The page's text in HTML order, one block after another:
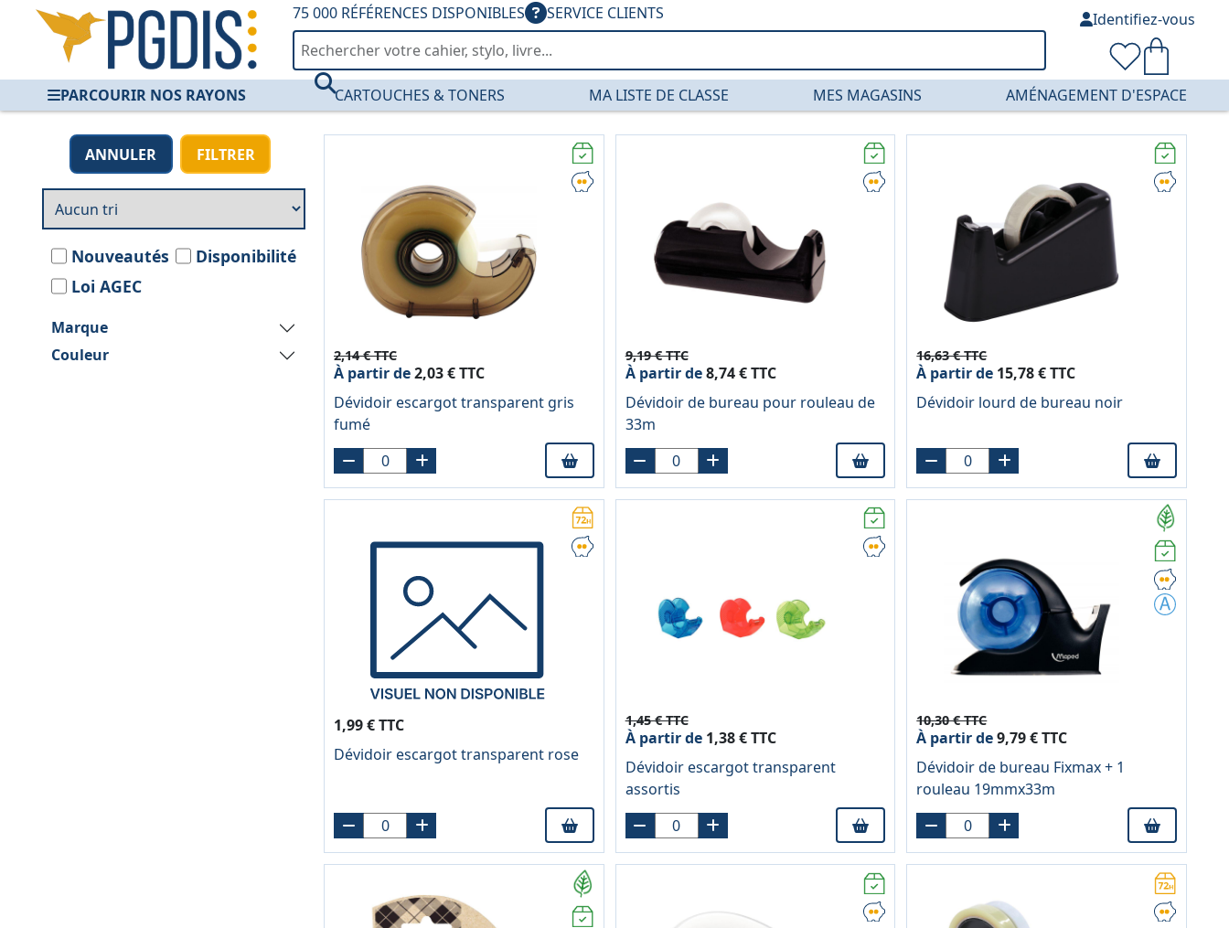
75 000 RÉFÉRENCES DISPONIBLES SERVICE CLIENTS
PARCOURIR NOS RAYONS CARTOUCHES & TONERS MA LISTE DE CLASSE MES MAGASINS AMÉNAGEMENT D'ESPACE
Identifiez-vous
Dévidoirs — PGDIS
ANNULER FILTRER
Nouveautés
Disponibilité
Loi AGEC
Marque
Couleur
2,14 € TTC
À partir de2,03 € TTC
Dévidoir escargot transparent gris
fumé
9,19 € TTC
À partir de8,74 € TTC
Dévidoir de bureau pour rouleau de
33m
16,63 € TTC
À partir de 15,78 € TTC
Dévidoir lourd de bureau noir
1,99 € TTC
Dévidoir escargot transparent rose
1,45 € TTC
À partir de1,38 € TTC
Dévidoir escargot transparent
assortis
10,30 € TTC
À partir de9,79 € TTC
Dévidoir de bureau Fixmax + 1
rouleau 19mmx33m